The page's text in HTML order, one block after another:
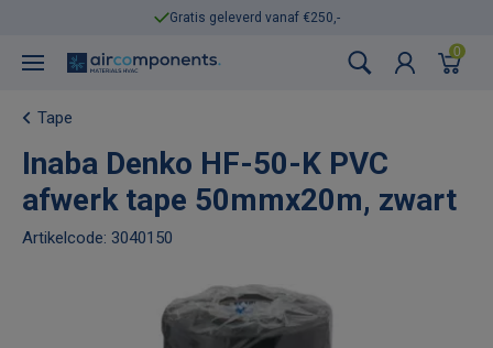
Gratis geleverd vanaf €250,-
0
Tape
Inaba Denko HF-50-K PVC
afwerk tape 50mmx20m, zwart
Artikelcode: 3040150